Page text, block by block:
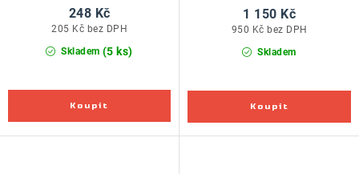
Skladem (5 ks)
205 Kč bez DPH
248 Kč
Skladem
950 Kč bez DPH
1 150 Kč